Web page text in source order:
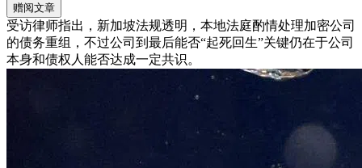
赠阅文章
受访律师指出，新加坡法规透明，本地法庭酌情处理加密公司
的债务重组，不过公司到最后能否“起死回生”关键仍在于公司
本身和债权人能否达成一定共识。